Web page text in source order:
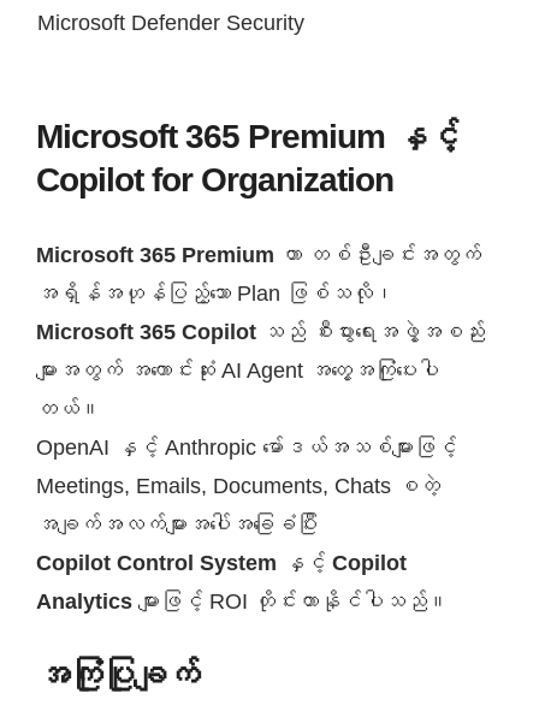
Microsoft Defender Security
Microsoft 365 Premium နှင့်
Copilot for Organization
Microsoft 365 Premium ဟာ တစ်ဦးချင်းအတွက်
အရှိန်အဟုန်ပြည့်သော Plan ဖြစ်သလို၊
Microsoft 365 Copilotသည် စီးပွားရေးအဖွဲ့အစည်း
များအတွက် အကောင်းဆုံး AI Agent အတွေ့အကြုံပေးပါ
တယ်။
OpenAI နှင့် Anthropic မော်ဒယ်အသစ်များဖြင့်
Meetings, Emails, Documents, Chats စတဲ့
အချက်အလက်များအပေါ်အခြေခံပြီး
Copilot Control System နှင့် Copilot
Analyticsများဖြင့် ROI တိုင်းတာနိုင်ပါသည်။
အကြုံပြုချက်